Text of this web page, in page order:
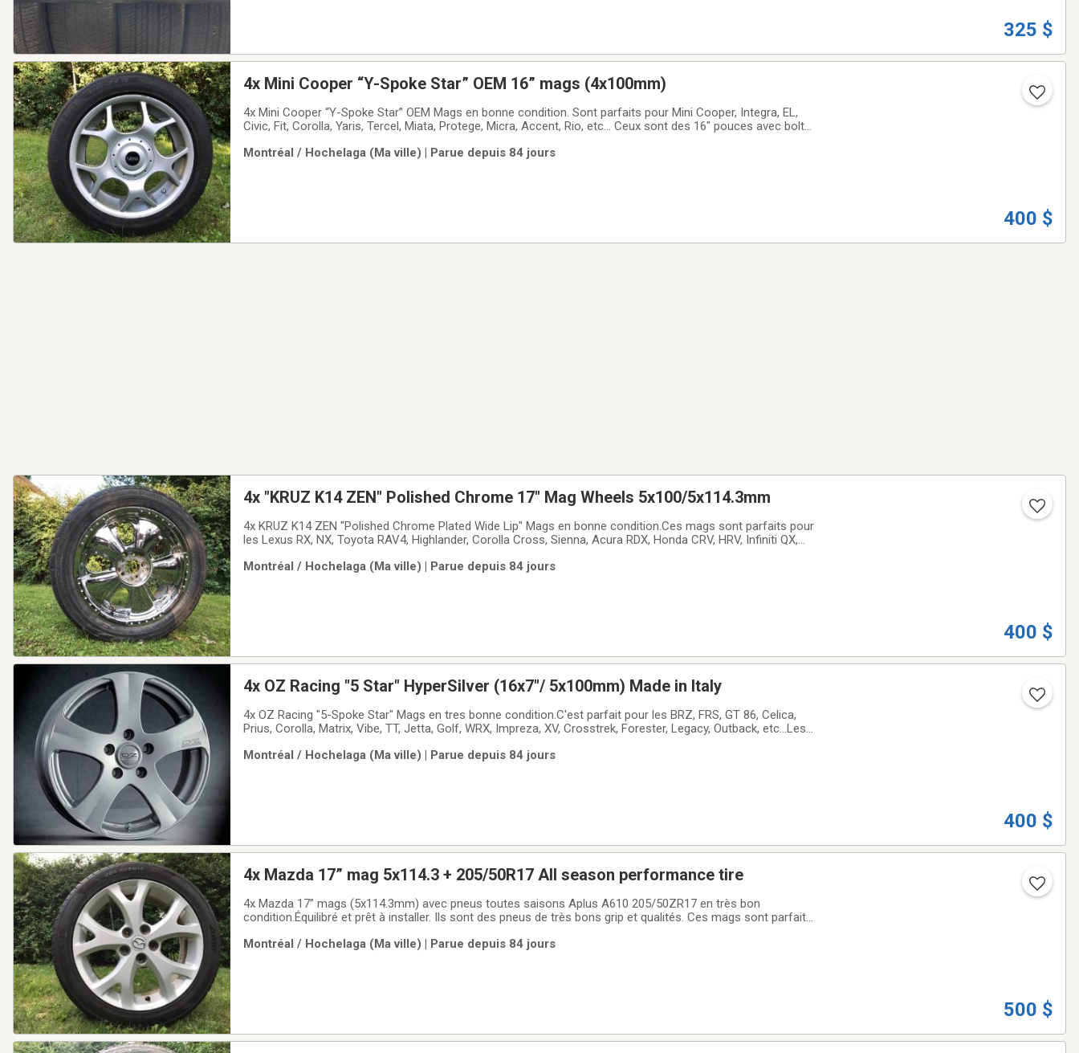
325 $
4x Mini Cooper “Y-Spoke Star” OEM 16” mags (4x100mm)
4x Mini Cooper “Y-Spoke Star” OEM Mags en bonne condition. Sont parfaits pour Mini Cooper, Integra, EL,
Civic, Fit, Corolla, Yaris, Tercel, Miata, Protege, Micra, Accent, Rio, etc... Ceux sont des 16" pouces avec bolt
par courriel, téléphone ou
Montréal / Hochelaga (Ma ville) | Parue depuis 84 jours
400 $
4x "KRUZ K14 ZEN" Polished Chrome 17" Mag Wheels 5x100/5x114.3mm
4x KRUZ K14 ZEN "Polished Chrome Plated Wide Lip" Mags en bonne condition.Ces mags sont parfaits pour
les Lexus RX, NX, Toyota RAV4, Highlander, Corolla Cross, Sienna, Acura RDX, Honda CRV, HRV, Infiniti QX,
etc...Ceux sont des 17" pouces avec
Montréal / Hochelaga (Ma ville) | Parue depuis 84 jours
400 $
4x OZ Racing "5 Star" HyperSilver (16x7"/ 5x100mm) Made in Italy
4x OZ Racing "5-Spoke Star" Mags en tres bonne condition.C'est parfait pour les BRZ, FRS, GT 86, Celica,
Prius, Corolla, Matrix, Vibe, TT, Jetta, Golf, WRX, Impreza, XV, Crosstrek, Forester, Legacy, Outback, etc...Les
sont des pneus de très bons
Montréal / Hochelaga (Ma ville) | Parue depuis 84 jours
400 $
4x Mazda 17” mag 5x114.3 + 205/50R17 All season performance tire
4x Mazda 17” mags (5x114.3mm) avec pneus toutes saisons Aplus A610 205/50ZR17 en très bon
condition.Équilibré et prêt à installer. Ils sont des pneus de très bons grip et qualités. Ces mags sont parfaits
Mazda avec bolt pattern 114.3mm et center
Montréal / Hochelaga (Ma ville) | Parue depuis 84 jours
500 $